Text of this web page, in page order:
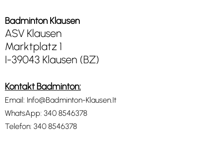
Badminton Klausen
ASV Klausen
Marktplatz 1
I-39043 Klausen (BZ)
Kontakt Badminton:
Email: Info@Badminton-Klausen.It
WhatsApp: 340 8546378
Telefon: 340 8546378